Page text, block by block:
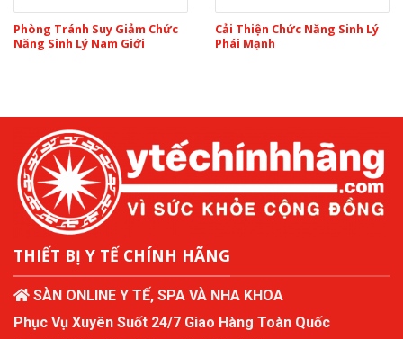
Phòng Tránh Suy Giảm Chức
Năng Sinh Lý Nam Giới
Cải Thiện Chức Năng Sinh Lý
Phái Mạnh
THIẾT BỊ Y TẾ CHÍNH HÃNG
SÀN ONLINE Y TẾ, SPA VÀ NHA KHOA
Phục Vụ Xuyên Suốt 24/7 Giao Hàng Toàn Quốc